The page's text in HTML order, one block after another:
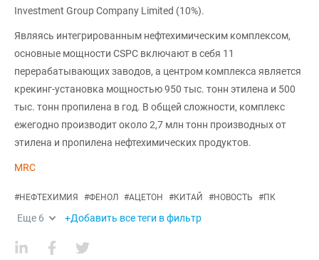
Investment Group Company Limited (10%).
Являясь интегрированным нефтехимическим комплексом,
основные мощности CSPC включают в себя 11
перерабатывающих заводов, а центром комплекса является
крекинг-установка мощностью 950 тыс. тонн этилена и 500
тыс. тонн пропилена в год. В общей сложности, комплекс
ежегодно производит около 2,7 млн тонн производных от
этилена и пропилена нефтехимических продуктов.
MRC
#НЕФТЕХИМИЯ #ФЕНОЛ #АЦЕТОН #КИТАЙ #НОВОСТЬ #ПК
Еще 6 +Добавить все теги в фильтр